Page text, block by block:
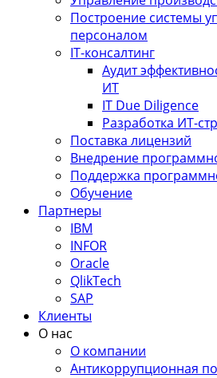
Построение системы
персоналом
IT-консалтинг
Аудит
ИТ
IT Due Diligence
Разработка ИТ-
Поставка лицензий
Внедрение
Поддержка
Обучение
Партнеры
IBM
INFOR
Oracle
QlikTech
SAP
Клиенты
О нас
О компании
Антикоррупционная